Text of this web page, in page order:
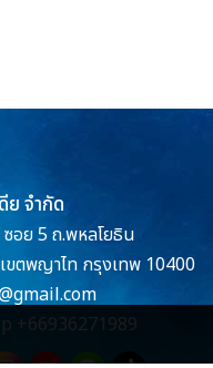
ย จำกัด
อย 5 ถ.พหลโยธิน
ขตพญาไท กรุงเทพ 10400
+66936271989